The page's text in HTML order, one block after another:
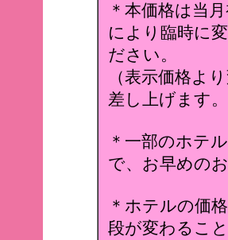
＊本価格は当
により臨時に
ださい。
（表示価格よ
差し上げます
＊一部のホテ
で、お早めの
＊ホテルの価
段が変わるこ